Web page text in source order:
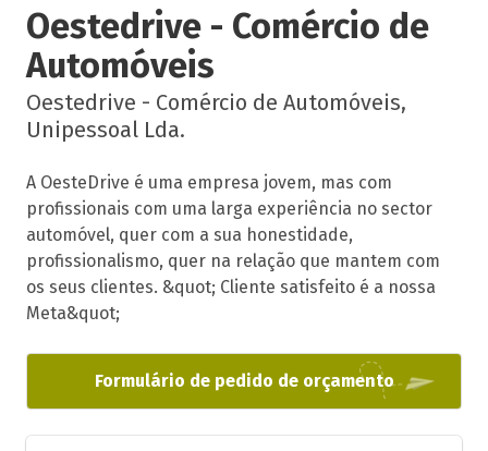
Oestedrive - Comércio de
Automóveis
Oestedrive - Comércio de Automóveis,
Unipessoal Lda.
A OesteDrive é uma empresa jovem, mas com
profissionais com uma larga experiência no sector
automóvel, quer com a sua honestidade,
profissionalismo, quer na relação que mantem com
os seus clientes. &quot; Cliente satisfeito é a nossa
Meta&quot;
Formulário de pedido de orçamento